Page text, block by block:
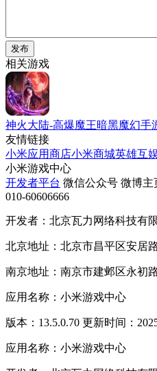
发布
相关游戏
神火大陆-高爆魔王暗黑魔幻手
友情链接
小米应用商店小米商城英雄互
小米游戏中心
开发者平台 微信公众号 微博主
010-60606666
开发者：北京瓦力网络科技有
北京地址：北京市昌平区安居
南京地址：南京市建邺区永初
应用名称：小米游戏中心
版本：13.5.0.70 更新时间：
应用名称：小米游戏中心